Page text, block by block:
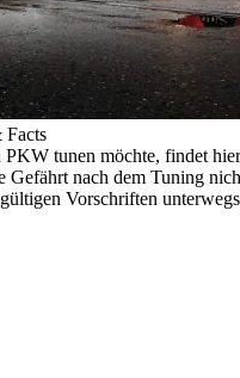
Facts
PKW tunen möchte, findet
Gefährt nach dem Tuning
Vorschriften